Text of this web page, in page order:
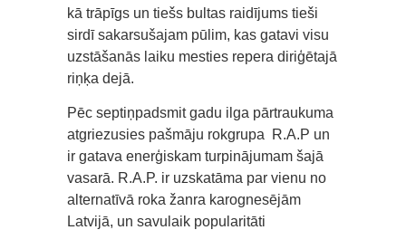
kā trāpīgs un tiešs bultas raidījums tieši
sirdī sakarsušajam pūlim, kas gatavi visu
uzstāšanās laiku mesties repera diriģētajā
riņķa dejā.
Pēc septiņpadsmit gadu ilga pārtraukuma
atgriezusies pašmāju rokgrupa R.A.P un
ir gatava enerģiskam turpinājumam šajā
vasarā. R.A.P. ir uzskatāma par vienu no
alternatīvā roka žanra karognesējām
Latvijā, un savulaik popularitāti